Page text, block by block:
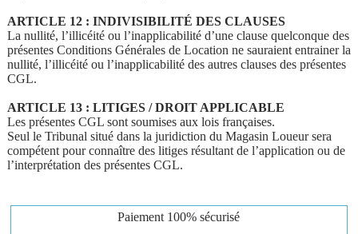
ARTICLE 12 : INDIVISIBILITÉ DES CLAUSES
La nullité, l’illicéité ou l’inapplicabilité d’une clause quelconque des
présentes Conditions Générales de Location ne sauraient entrainer la
nullité, l’illicéité ou l’inapplicabilité des autres clauses des présentes
CGL.
ARTICLE 13 : LITIGES / DROIT APPLICABLE
Les présentes CGL sont soumises aux lois françaises.
Seul le Tribunal situé dans la juridiction du Magasin Loueur sera
compétent pour connaître des litiges résultant de l’application ou de
l’interprétation des présentes CGL.
Paiement 100% sécurisé